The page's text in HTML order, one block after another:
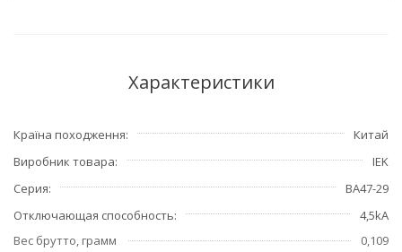
Характеристики
Країна походження
Китай
Виробник товара
IEK
Серия
ВА47-29
Отключающая способность
4,5kA
Вес брутто, грамм
0,109